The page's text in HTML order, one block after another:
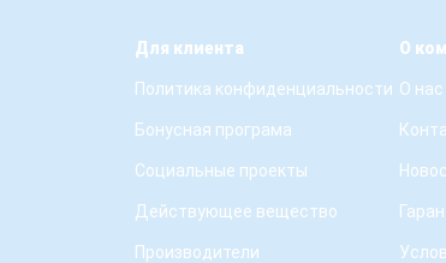
Для клиента
Политика конфиденциальности
Бонусная програма
Социальные проекты
Действующее вещество
Производители
О
О нас